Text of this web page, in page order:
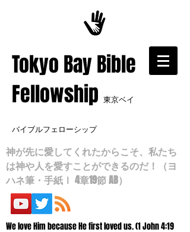
​Tokyo Bay Bible
Fellowship 東京ベイ
バイブルフェローシップ
神が先に愛してくれたからこそ、私たち
は神や人を愛すことができるのだ！（ヨ
ハネ筆・手紙Ⅰ 4章19節 AB）
We love Him because He first loved us. (1 John 4:19